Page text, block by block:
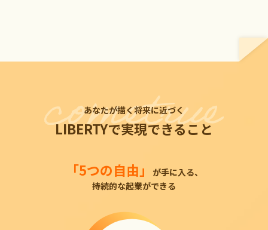
あなたが描く将来に近づく
LIBERTYで実現できること
「5つの自由」
が手に入る、
持続的な起業ができる